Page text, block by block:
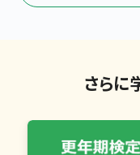
さらに